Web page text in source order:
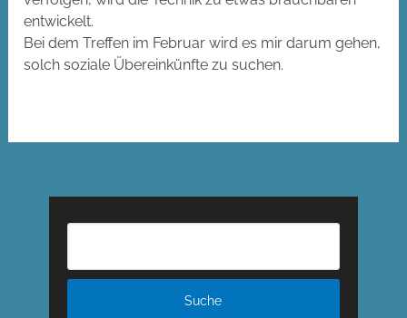
entwickelt.
Bei dem Treffen im Februar wird es mir darum gehen,
solch soziale Übereinkünfte zu suchen.